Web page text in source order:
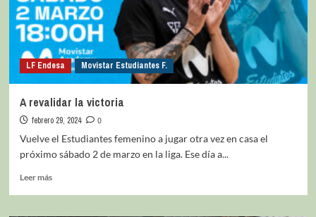
LF Endesa Movistar Estudiantes F.
A revalidar la victoria
febrero 29, 2024
0
Vuelve el Estudiantes femenino a jugar otra vez en casa el
próximo sábado 2 de marzo en la liga. Ese día a...
Leer más